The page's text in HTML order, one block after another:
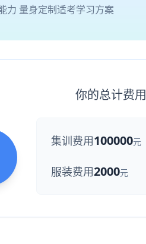
力 量身定制适考学习方案
你的总计费用
集训费用100000元
服装费用2000元